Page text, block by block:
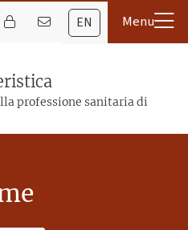
EN
professione sanitaria di